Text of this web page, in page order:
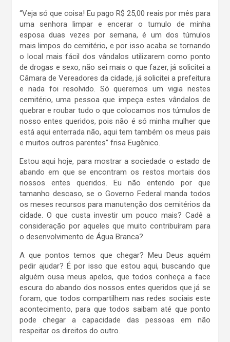
“Veja só que coisa! Eu pago R$ 25,00 reais por mês para
uma senhora limpar e encerar o tumulo de minha
esposa duas vezes por semana, é um dos túmulos
mais limpos do cemitério, e por isso acaba se tornando
o local mais fácil dos vândalos utilizarem como ponto
de drogas e sexo, não sei mais o que fazer, já solicitei a
Câmara de Vereadores da cidade, já solicitei a prefeitura
e nada foi resolvido. Só queremos um vigia nestes
cemitério, uma pessoa que impeça estes vândalos de
quebrar e roubar tudo o que colocamos nos túmulos de
nosso entes queridos, pois não é só minha mulher que
está aqui enterrada não, aqui tem também os meus pais
e muitos outros parentes” frisa Eugênico.
Estou aqui hoje, para mostrar a sociedade o estado de
abando em que se encontram os restos mortais dos
nossos entes queridos. Eu não entendo por que
tamanho descaso, se o Governo Federal manda todos
os meses recursos para manutenção dos cemitérios da
cidade. O que custa investir um pouco mais? Cadê a
consideração por aqueles que muito contribuíram para
o desenvolvimento de Água Branca?
A que pontos temos que chegar? Meu Deus aquém
pedir ajudar? É por isso que estou aqui, buscando que
alguém ousa meus apelos, que todos conheça a face
escura do abando dos nossos entes queridos que já se
foram, que todos compartilhem nas redes sociais este
acontecimento, para que todos saibam até que ponto
pode chegar a capacidade das pessoas em não
respeitar os direitos do outro.